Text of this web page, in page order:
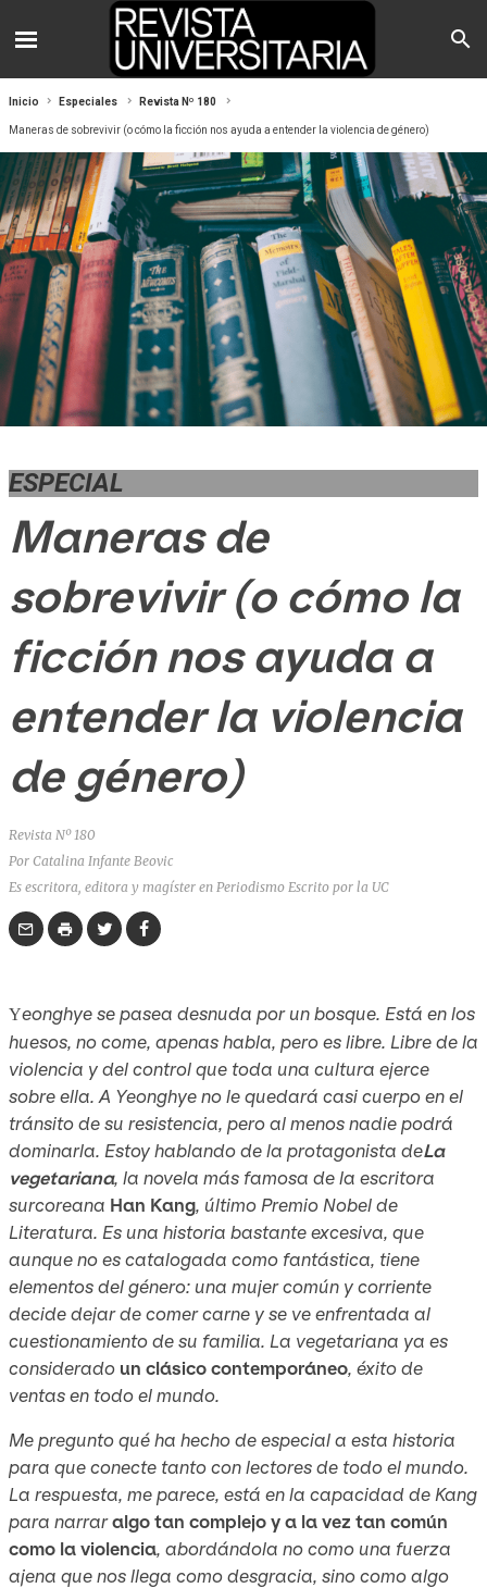
Inicio Especiales Revista Nº 180
Maneras de sobrevivir (o cómo la ficción nos ayuda a entender la violencia de género)
Revista Nº 180
Por Catalina Infante Beovic
Es escritora, editora y magíster en Periodismo Escrito por la UC
ESPECIAL
Maneras de
sobrevivir (o cómo la
ficción nos ayuda a
entender la violencia
de género)
Yeonghye se pasea desnuda por un bosque. Está en los
huesos, no come, apenas habla, pero es libre. Libre de la
violencia y del control que toda una cultura ejerce
sobre ella. A Yeonghye no le quedará casi cuerpo en el
tránsito de su resistencia, pero al menos nadie podrá
dominarla. Estoy hablando de la protagonista deLa
vegetariana, la novela más famosa de la escritora
surcoreana Han Kang, último Premio Nobel de
Literatura. Es una historia bastante excesiva, que
aunque no es catalogada como fantástica, tiene
elementos del género: una mujer común y corriente
decide dejar de comer carne y se ve enfrentada al
cuestionamiento de su familia. La vegetariana ya es
considerado un clásico contemporáneo, éxito de
ventas en todo el mundo.
Me pregunto qué ha hecho de especial a esta historia
para que conecte tanto con lectores de todo el mundo.
La respuesta, me parece, está en la capacidad de Kang
para narraralgo tan complejo y a la vez tan común
como la violencia, abordándola no como una fuerza
ajena que nos llega como desgracia, sino como algo